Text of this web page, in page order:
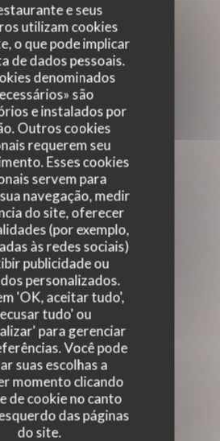
e seus
utilizam cookies
o que pode implicar
de dados pessoais.
denominados
são
e instalados por
Outros cookies
requerem seu
Esses cookies
servem para
navegação, medir
do site, oferecer
(por exemplo,
às redes sociais)
publicidade ou
personalizados.
'OK, aceitar tudo',
tudo' ou
para gerenciar
Você pode
suas escolhas a
momento clicando
de cookie no canto
das páginas
do site.